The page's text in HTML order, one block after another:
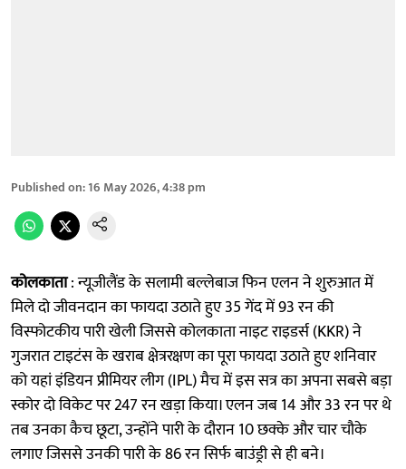
Published on:16 May 2026, 4:38 pm
कोलकाता: न्यूजीलैंड के सलामी बल्लेबाज फिन एलन ने शुरुआत में
मिले दो जीवनदान का फायदा उठाते हुए 35 गेंद में 93 रन की
विस्फोटकीय पारी खेली जिससे कोलकाता नाइट राइडर्स (KKR) ने
गुजरात टाइटंस के खराब क्षेत्ररक्षण का पूरा फायदा उठाते हुए शनिवार
को यहां इंडियन प्रीमियर लीग (IPL) मैच में इस सत्र का अपना सबसे बड़ा
स्कोर दो विकेट पर 247 रन खड़ा किया। एलन जब 14 और 33 रन पर थे
तब उनका कैच छूटा, उन्होंने पारी के दौरान 10 छक्के और चार चौके
लगाए जिससे उनकी पारी के 86 रन सिर्फ बाउंड्री से ही बने।